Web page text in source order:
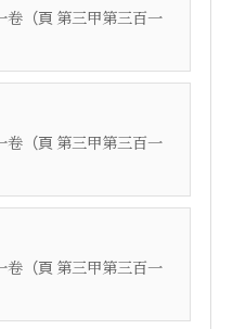
卷 （頁 第三甲第三百一
卷 （頁 第三甲第三百一
卷 （頁 第三甲第三百一